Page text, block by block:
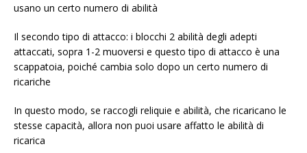
usano un certo numero di abilità
Il secondo tipo di attacco: i blocchi 2 abilità degli adepti
attaccati, sopra 1-2 muoversi e questo tipo di attacco è una
scappatoia, poiché cambia solo dopo un certo numero di
ricariche
In questo modo, se raccogli reliquie e abilità, che ricaricano le
stesse capacità, allora non puoi usare affatto le abilità di
ricarica